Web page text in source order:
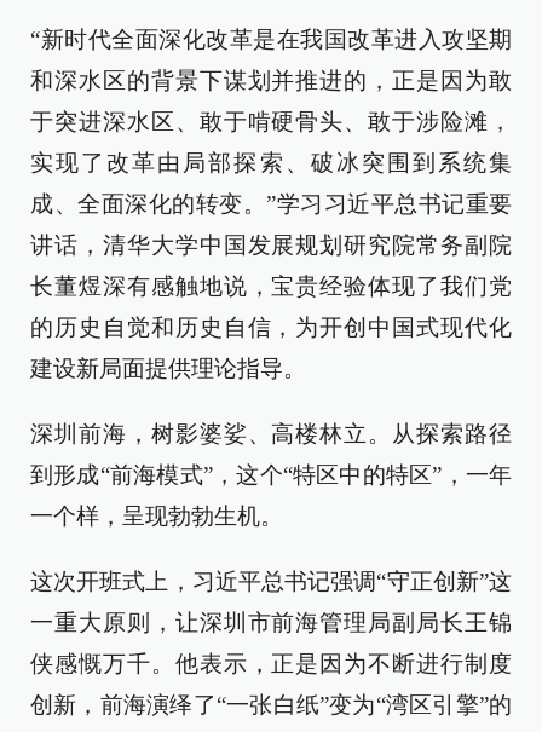
“新时代全面深化改革是在我国改革进入攻坚期
和深水区的背景下谋划并推进的，正是因为敢
于突进深水区、敢于啃硬骨头、敢于涉险滩，
实现了改革由局部探索、破冰突围到系统集
成、全面深化的转变。”学习习近平总书记重要
讲话，清华大学中国发展规划研究院常务副院
长董煜深有感触地说，宝贵经验体现了我们党
的历史自觉和历史自信，为开创中国式现代化
建设新局面提供理论指导。
深圳前海，树影婆娑、高楼林立。从探索路径
到形成“前海模式”，这个“特区中的特区”，一年
一个样，呈现勃勃生机。
这次开班式上，习近平总书记强调“守正创新”这
一重大原则，让深圳市前海管理局副局长王锦
侠感慨万千。他表示，正是因为不断进行制度
创新，前海演绎了“一张白纸”变为“湾区引擎”的